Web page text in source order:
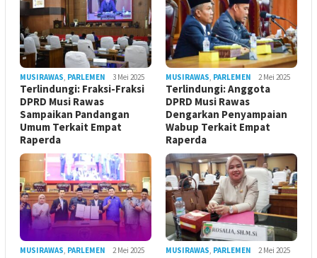
MUSIRAWAS, PARLEMEN 3 Mei 2025
Terlindungi: Fraksi-Fraksi
DPRD Musi Rawas
Sampaikan Pandangan
Umum Terkait Empat
Raperda
MUSIRAWAS, PARLEMEN 2 Mei 2025
Terlindungi: Anggota
DPRD Musi Rawas
Dengarkan Penyampaian
Wabup Terkait Empat
Raperda
MUSIRAWAS, PARLEMEN 2 Mei 2025 MUSIRAWAS, PARLEMEN 2 Mei 2025